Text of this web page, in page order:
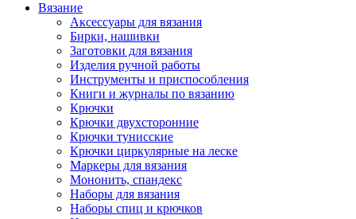
Вязание
Аксессуары для вязания
Бирки, нашивки
Заготовки для вязания
Изделия ручной работы
Инструменты и приспособления
Книги и журналы по вязанию
Крючки
Крючки двухсторонние
Крючки тунисские
Крючки циркулярные на леске
Маркеры для вязания
Мононить, спандекс
Наборы для вязания
Наборы спиц и крючков